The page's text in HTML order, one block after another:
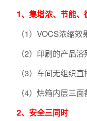
1、集增浓、节能
（1）VOCS浓缩
（2）印刷的产品
（3）车间无组织
（4）烘箱内层三
2、安全三同时